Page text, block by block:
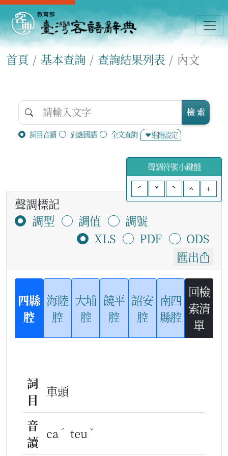
首頁 基本查詢 查詢結果列表 內文
詞目音讀 對應國語 全文查詢 進階設定
檢 索
聲調符號小鍵盤
ˊ
ˇ ˋ ^ +
聲調標記
調型
調值
調號
XLS
PDF
ODS
匯出
四縣
腔
海陸
腔
大埔
腔
饒平
腔
詔安
腔
南四
縣腔
回檢
索清
單
詞
目
車頭
音
讀
ca ˊ teu ˇ